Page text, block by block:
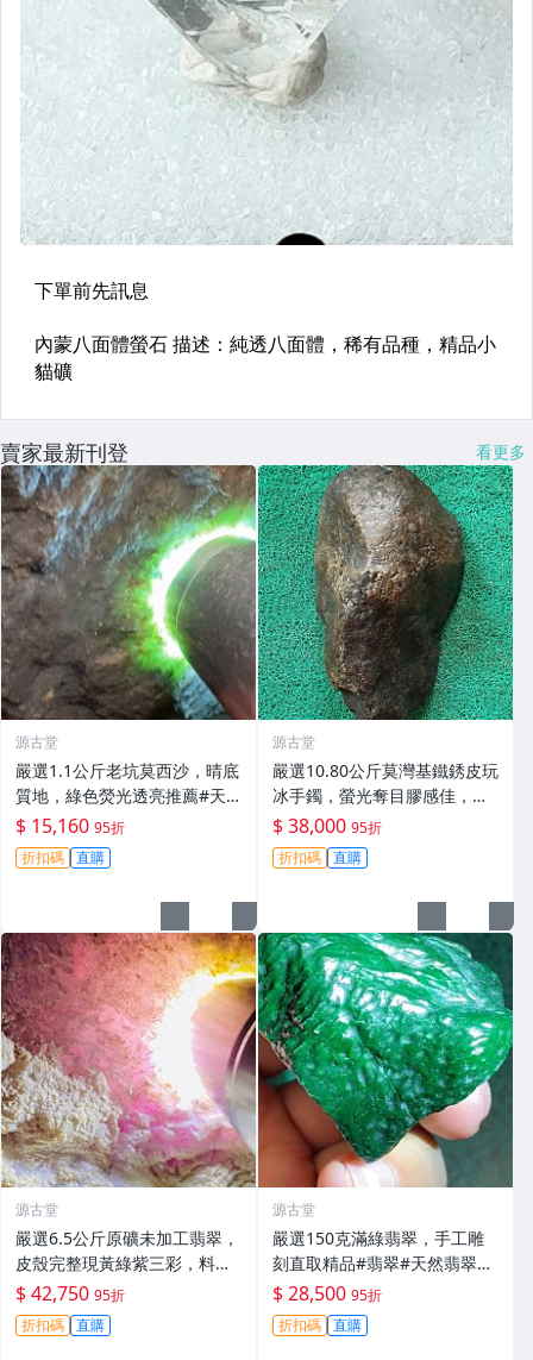
賣家最新刊登 看更多
源古堂
嚴選1.1公斤老坑莫西沙，晴底
質地，綠色熒光透亮推薦#天
然翡翠 A貨 翡翠玉石
$ 15,160 95折
折扣碼 直購
源古堂
嚴選10.80公斤莫灣基鐵銹皮玩
冰手鐲，螢光奪目膠感佳，收
藏把玩兩相宜 磯石 標本 翡翠
玉石
$ 38,000 95折
折扣碼 直購
源古堂
嚴選6.5公斤原礦未加工翡翠，
皮殼完整現黃綠紫三彩，料質
細膩春色佳，適合把玩與收藏
高級春帶彩手鐲 翡翠 碧玉
$ 42,750 95折
折扣碼 直購
源古堂
嚴選150克滿綠翡翠，手工雕
刻直取精品#翡翠#天然翡翠#A
貨翡翠玉石
$ 28,500 95折
折扣碼 直購